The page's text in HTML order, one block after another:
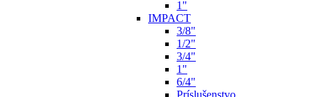
1"
IMPACT
3/8"
1/2"
3/4"
1"
6/4"
Príslušenstvo